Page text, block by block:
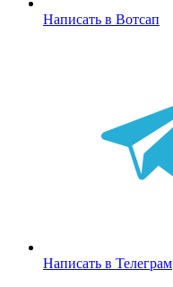
Написать в Вотсап
Написать в Телеграм